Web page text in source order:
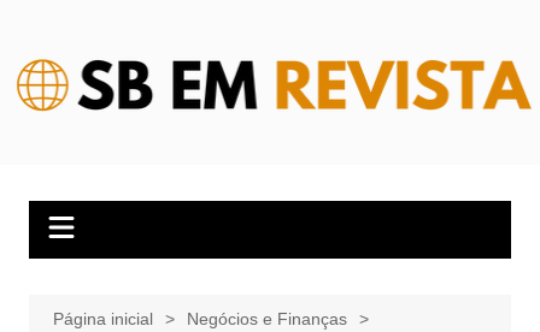
conteúdo
Página inicial
Negócios e Finanças